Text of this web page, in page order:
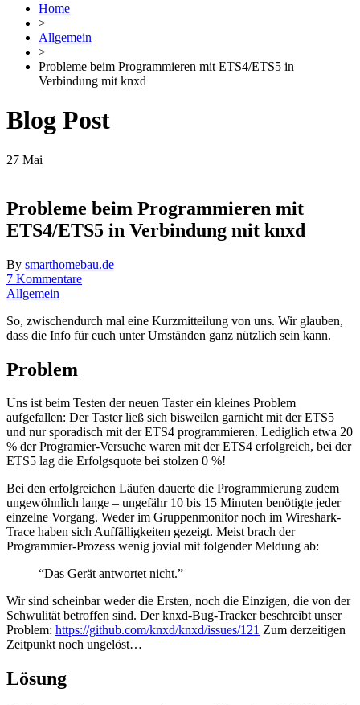
Home
>
Allgemein
>
Probleme beim Programmieren mit ETS4/ETS5 in
Verbindung mit knxd
Blog Post
27 Mai
Probleme beim Programmieren mit
ETS4/ETS5 in Verbindung mit knxd
By smarthomebau.de
7 Kommentare
Allgemein
So, zwischendurch mal eine Kurzmitteilung von uns. Wir glauben,
dass die Info für euch unter Umständen ganz nützlich sein kann.
Problem
Uns ist beim Testen der neuen Taster ein kleines Problem
aufgefallen: Der Taster ließ sich bisweilen garnicht mit der ETS5
und nur sporadisch mit der ETS4 programmieren. Lediglich etwa 20
% der Programier-Versuche waren mit der ETS4 erfolgreich, bei der
ETS5 lag die Erfolgsquote bei stolzen 0 %!
Bei den erfolgreichen Läufen dauerte die Programmierung zudem
ungewöhnlich lange – ungefähr 10 bis 15 Minuten benötigte jeder
einzelne Vorgang. Weder im Gruppenmonitor noch im Wireshark-
Trace haben sich Auffälligkeiten gezeigt. Meist brach der
Programmier-Prozess wenig jovial mit folgender Meldung ab:
“Das Gerät antwortet nicht.”
Wir sind scheinbar weder die Ersten, noch die Einzigen, die von der
Schwulität betroffen sind. Der knxd-Bug-Tracker beschreibt unser
Problem: https://github.com/knxd/knxd/issues/121 Zum derzeitigen
Zeitpunkt noch ungelöst…
Lösung